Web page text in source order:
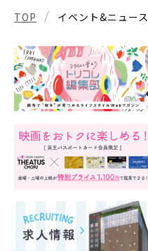
TOP イベント&ニュース